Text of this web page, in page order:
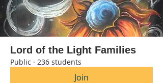
Lord of the Light Families
Public · 236 students
Join